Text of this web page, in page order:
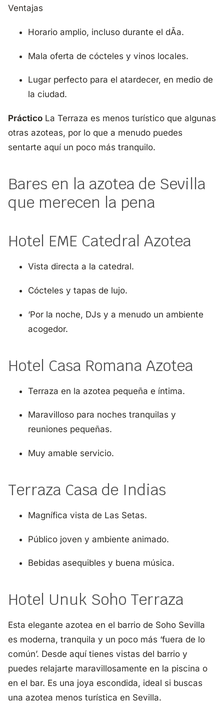
Ventajas
Horario amplio, incluso durante el dÃ­a.
Mala oferta de cócteles y vinos locales.
Lugar perfecto para el atardecer, en medio de
la ciudad.
Práctico La Terraza es menos turístico que algunas
otras azoteas, por lo que a menudo puedes
sentarte aquí un poco más tranquilo.
Bares en la azotea de Sevilla
que merecen la pena
Hotel EME Catedral Azotea
Vista directa a la catedral.
Cócteles y tapas de lujo.
‘Por la noche, DJs y a menudo un ambiente
acogedor.
Hotel Casa Romana Azotea
Terraza en la azotea pequeña e íntima.
Maravilloso para noches tranquilas y
reuniones pequeñas.
Muy amable servicio.
Terraza Casa de Indias
Magnífica vista de Las Setas.
Público joven y ambiente animado.
Bebidas asequibles y buena música.
Hotel Unuk Soho Terraza
Esta elegante azotea en el barrio de Soho Sevilla
es moderna, tranquila y un poco más ‘fuera de lo
común’. Desde aquí tienes vistas del barrio y
puedes relajarte maravillosamente en la piscina o
en el bar. Es una joya escondida, ideal si buscas
una azotea menos turística en Sevilla.